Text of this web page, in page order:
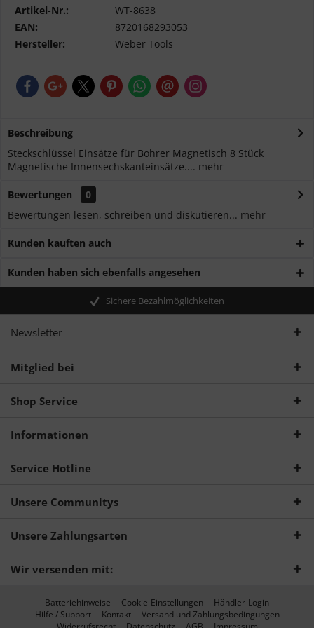
Artikel-Nr.:
WT-8638
EAN:
8720168293053
Hersteller:
Weber Tools
Beschreibung
Steckschlüssel Einsätze für Bohrer Magnetisch 8 Stück
Magnetische Innensechskanteinsätze.... mehr
Bewertungen
0
Bewertungen lesen, schreiben und diskutieren... mehr
Kunden kauften auch
Kunden haben sich ebenfalls angesehen
Sichere Bezahlmöglichkeiten
Newsletter
Mitglied bei
Shop Service
Informationen
Service Hotline
Unsere Communitys
Unsere Zahlungsarten
Wir versenden mit:
Batteriehinweise Cookie-Einstellungen
Händler-Login
Hilfe / Support
Kontakt
Versand und Zahlungsbedingungen